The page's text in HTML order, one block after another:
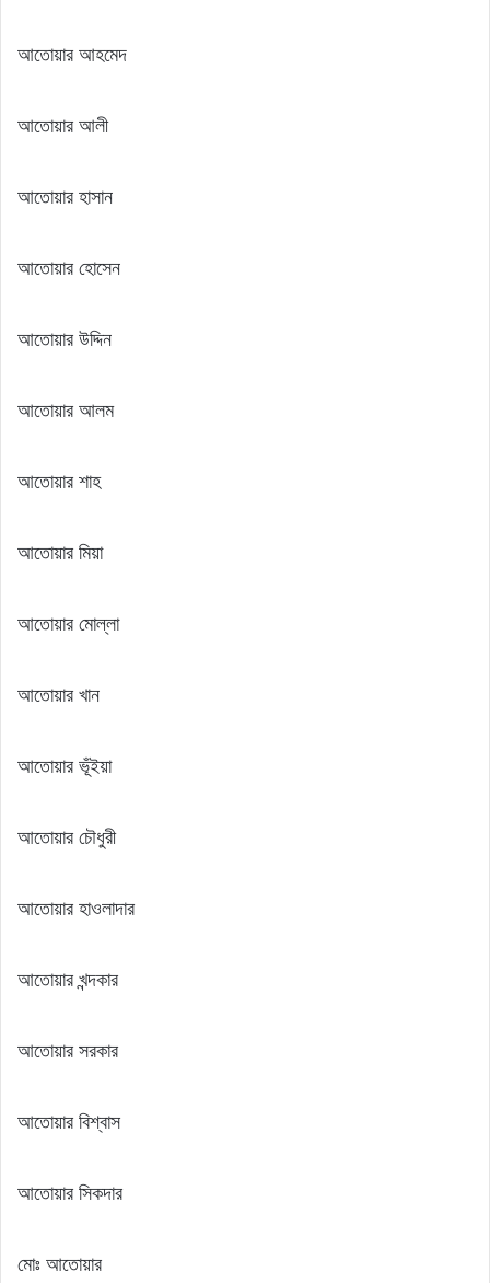
আতোয়ার আহমেদ
আতোয়ার আলী
আতোয়ার হাসান
আতোয়ার হোসেন
আতোয়ার উদ্দিন
আতোয়ার আলম
আতোয়ার শাহ
আতোয়ার মিয়া
আতোয়ার মোল্লা
আতোয়ার খান
আতোয়ার ভূঁইয়া
আতোয়ার চৌধুরী
আতোয়ার হাওলাদার
আতোয়ার খন্দকার
আতোয়ার সরকার
আতোয়ার বিশ্বাস
আতোয়ার সিকদার
মোঃ আতোয়ার